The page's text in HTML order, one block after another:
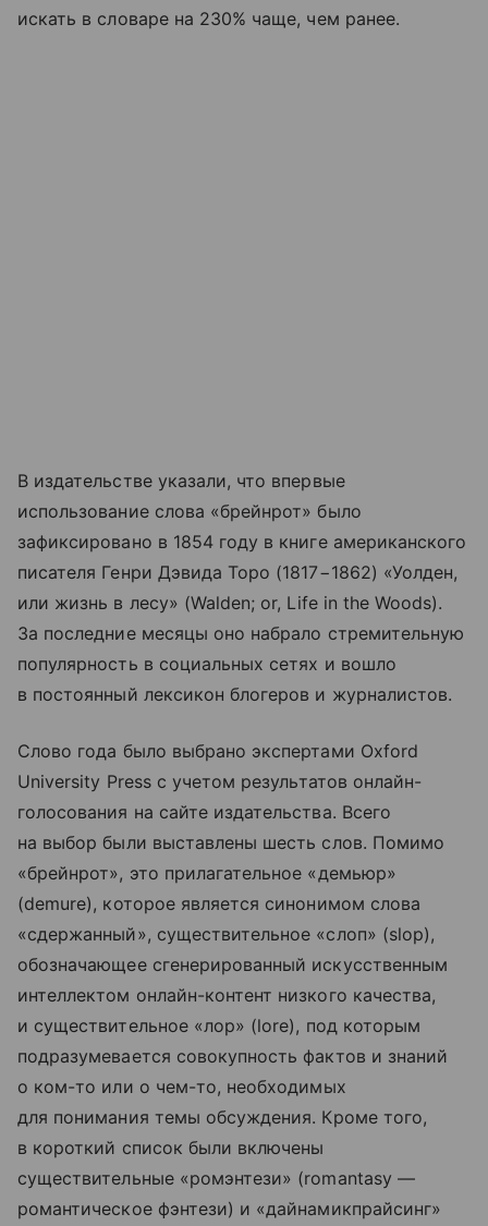
искать в словаре на 230% чаще, чем ранее.
В издательстве указали, что впервые
использование слова «брейнрот» было
зафиксировано в 1854 году в книге американского
писателя Генри Дэвида Торо (1817−1862) «Уолден,
или жизнь в лесу» (Walden; or, Life in the Woods).
За последние месяцы оно набрало стремительную
популярность в социальных сетях и вошло
в постоянный лексикон блогеров и журналистов.
Слово года было выбрано экспертами Oxford
University Press с учетом результатов онлайн-
голосования на сайте издательства. Всего
на выбор были выставлены шесть слов. Помимо
«брейнрот», это прилагательное «демьюр»
(demure), которое является синонимом слова
«сдержанный», существительное «слоп» (slop),
обозначающее сгенерированный искусственным
интеллектом онлайн-контент низкого качества,
и существительное «лор» (lore), под которым
подразумевается совокупность фактов и знаний
о ком-то или о чем-то, необходимых
для понимания темы обсуждения. Кроме того,
в короткий список были включены
существительные «ромэнтези» (romantasy —
романтическое фэнтези) и «дайнамикпрайсинг»